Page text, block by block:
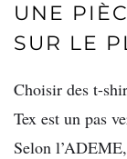
UNE
SUR LE
Choisir des t-
Tex est un pas
Selon